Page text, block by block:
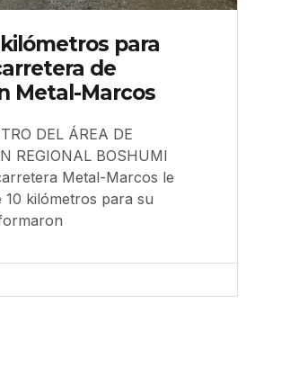
para
de
Metal-Marcos
DEL ÁREA DE
REGIONAL BOSHUMI
Metal-Marcos le
10 kilómetros para su